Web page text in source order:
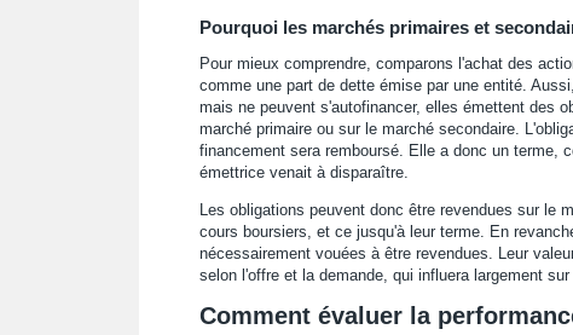
Pourquoi les marchés primaires et
Pour mieux comprendre, comparons l'achat des
comme une part de dette émise par une entité.
mais ne peuvent s'autofinancer, elles émettent des
marché primaire ou sur le marché secondaire.
financement sera remboursé. Elle a donc un terme,
émettrice venait à disparaître.
Les obligations peuvent donc être revendues sur le
cours boursiers, et ce jusqu'à leur terme. En
nécessairement vouées à être revendues. Leur
selon l'offre et la demande, qui influera largement
Comment évaluer la